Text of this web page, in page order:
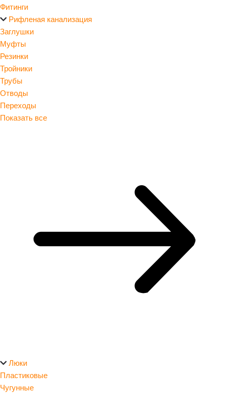
Фитинги
Рифленая канализация
Заглушки
Муфты
Резинки
Тройники
Трубы
Отводы
Переходы
Показать все
Люки
Пластиковые
Чугунные